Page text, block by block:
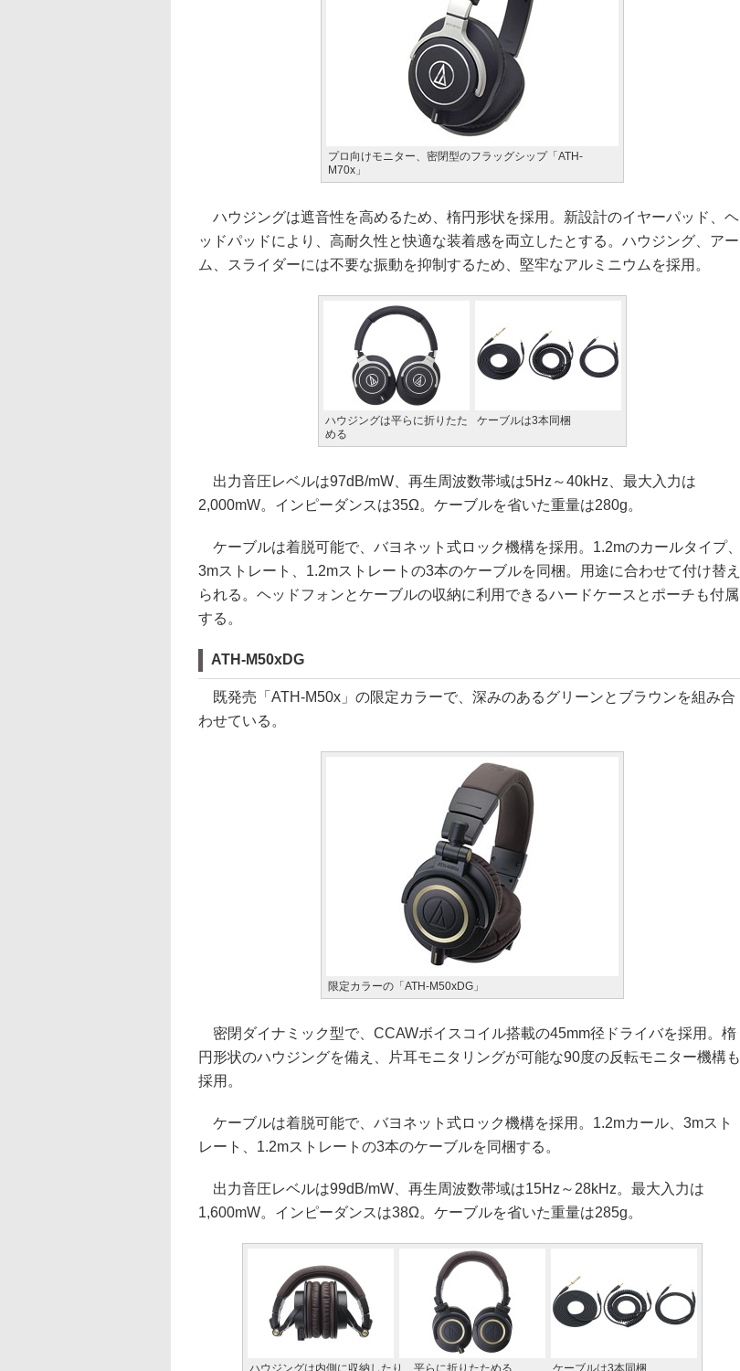
プロ向けモニター、密閉型のフラッグシップ「ATH-
M70x」
ハウジングは遮音性を高めるため、楕円形状を採用。新設計のイヤーパッド、ヘ
ッドパッドにより、高耐久性と快適な装着感を両立したとする。ハウジング、アー
ム、スライダーには不要な振動を抑制するため、堅牢なアルミニウムを採用。
ハウジングは平らに折りたた
める
ケーブルは3本同梱
出力音圧レベルは97dB/mW、再生周波数帯域は5Hz～40kHz、最大入力は
2,000mW。インピーダンスは35Ω。ケーブルを省いた重量は280g。
ケーブルは着脱可能で、バヨネット式ロック機構を採用。1.2mのカールタイプ、
3mストレート、1.2mストレートの3本のケーブルを同梱。用途に合わせて付け替え
られる。ヘッドフォンとケーブルの収納に利用できるハードケースとポーチも付属
する。
ATH-M50xDG
既発売「ATH-M50x」の限定カラーで、深みのあるグリーンとブラウンを組み合
わせている。
限定カラーの「ATH-M50xDG」
密閉ダイナミック型で、CCAWボイスコイル搭載の45mm径ドライバを採用。楕
円形状のハウジングを備え、片耳モニタリングが可能な90度の反転モニター機構も
採用。
ケーブルは着脱可能で、バヨネット式ロック機構を採用。1.2mカール、3mスト
レート、1.2mストレートの3本のケーブルを同梱する。
出力音圧レベルは99dB/mW、再生周波数帯域は15Hz～28kHz。最大入力は
1,600mW。インピーダンスは38Ω。ケーブルを省いた重量は285g。
ハウジングは内側に収納したり、平らに折りたためる ケーブルは3本同梱